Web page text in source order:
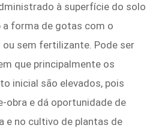
à superfície do solo
a forma de gotas com o
sem fertilizante. Pode ser
que principalmente os
inicial são elevados, pois
obra e dá oportunidade de
e no cultivo de plantas de